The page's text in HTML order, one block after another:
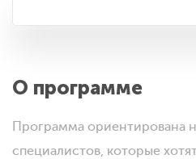
О программе
Программа ориентирована
специалистов, которые